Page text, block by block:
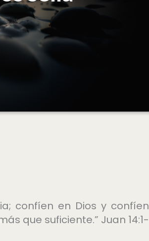
confíen en Dios y confíen
que suficiente.” Juan 14:1-